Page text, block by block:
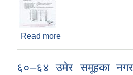
Read more
६०–६४ उमेर समूहका